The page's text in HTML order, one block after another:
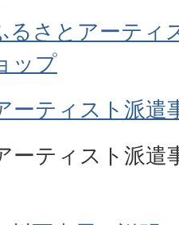
るさとアーテ
ップ
ーティスト派遣
ーティスト派遣